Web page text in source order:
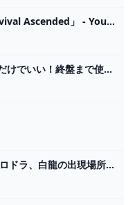
旋盤つくりにいくか！！「ARK: Survival Ascended」 - YouTube
【もう悩まない】これだけでいい！終盤まで使える厳選料理レシピと素材の入手場所【ティアキン】 - YouTube
オルドラ、ネルドラ、フロドラ、白龍の出現場所！龍素材の入手方法と仕様【ゼルダ ティアーズオブザキングダム】 無垢ログ